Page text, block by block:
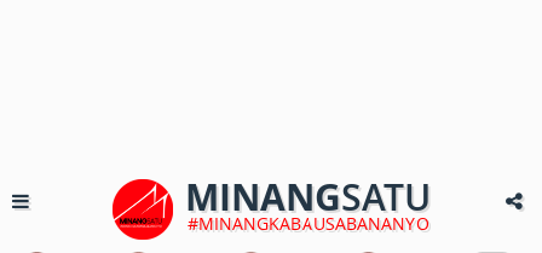
MINANGSATU
#MINANGKABAUSABANANYO